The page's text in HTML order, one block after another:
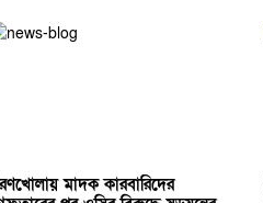
মাদক কারবারিদের